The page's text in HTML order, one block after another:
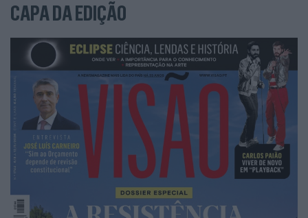
CAPA DA EDIÇÃO